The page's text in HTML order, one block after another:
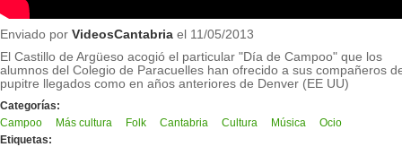
Enviado por VideosCantabria el 11/05/2013
El Castillo de Argüeso acogió el particular "Día de Campoo" que los
alumnos del Colegio de Paracuelles han ofrecido a sus compañeros
pupitre llegados como en años anteriores de Denver (EE UU)
Categorías:
Campoo
Más cultura Folk Cantabria Cultura Música
Ocio
Etiquetas: